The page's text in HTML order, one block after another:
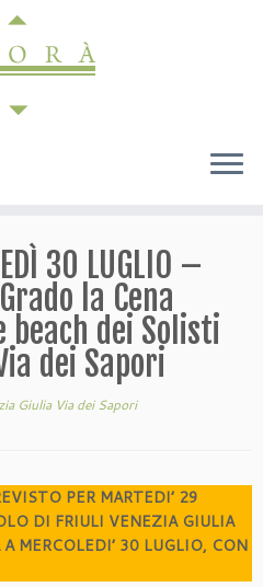
30 LUGLIO –
la Cena
beach dei Solisti
dei Sapori
Giulia Via dei Sapori
PER MARTEDI’ 29
DI FRIULI VENEZIA GIULIA
MERCOLEDI’ 30 LUGLIO, CON